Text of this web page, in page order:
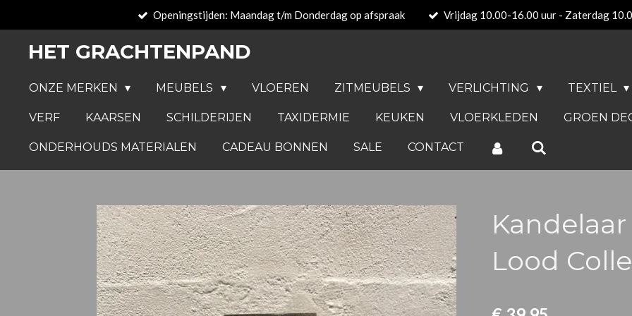
hoofdinhoud
Openingstijden: Maandag t/m Donderdag op afspraak Vrijdag 10.00-16.00 uur - Zaterdag
HET GRACHTENPAND
ONZE MERKEN MEUBELS VLOEREN ZITMEUBELS VERLICHTING TEXTIEL
VERF KAARSEN SCHILDERIJEN TAXIDERMIE KEUKEN VLOERKLEDEN GROEN
ONDERHOUDS MATERIALEN CADEAU BONNEN SALE CONTACT
Lood